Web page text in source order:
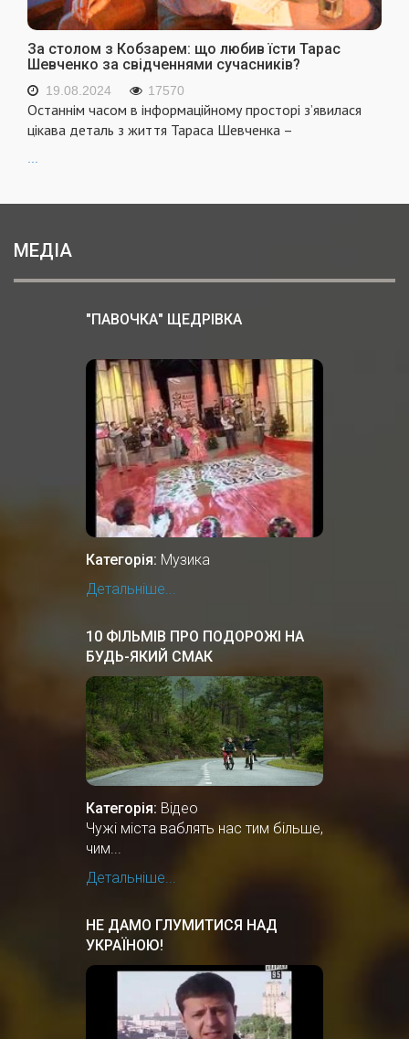
За столом з Кобзарем: що любив їсти Тарас
Шевченко за свідченнями сучасників?
19.08.2024 17570
Останнім часом в інформаційному просторі з’явилася
цікава деталь з життя Тараса Шевченка –
МЕДІА
"ПАВОЧКА" ЩЕДРІВКА
Категорія: Музика
Детальніше...
10 ФІЛЬМІВ ПРО ПОДОРОЖІ НА
БУДЬ-ЯКИЙ СМАК
Категорія: Відео
Чужі міста ваблять нас тим більше,
чим...
Детальніше...
НЕ ДАМО ГЛУМИТИСЯ НАД
УКРАЇНОЮ!